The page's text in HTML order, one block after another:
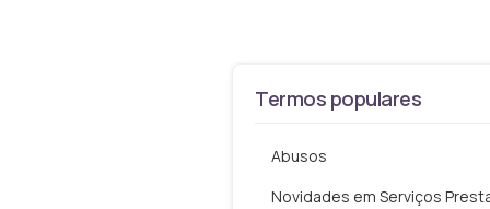
Termos populares
Abusos
Novidades em Serviços